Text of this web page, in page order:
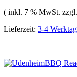
( inkl. 7 % MwSt. zzgl.
Lieferzeit: 3-4